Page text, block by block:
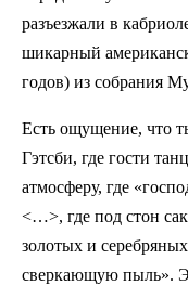
разъезжали в
шикарный
годов) из собрания
Есть ощущение, что
Гэтсби, где гости
атмосферу, где
<…>, где под стон
золотых и
сверкающую пыль».